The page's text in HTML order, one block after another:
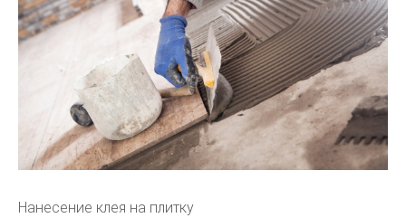
Нанесение клея на плитку